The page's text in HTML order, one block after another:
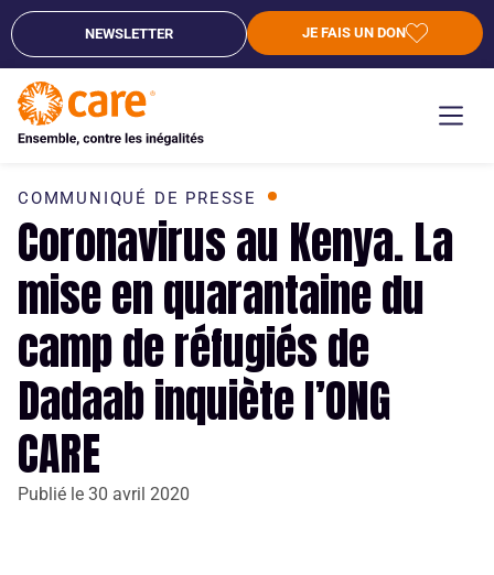
NEWSLETTER JE FAIS UN DON
COMMUNIQUÉ DE PRESSE
Coronavirus au Kenya. La
mise en quarantaine du
camp de réfugiés de
Dadaab inquiète l’ONG
CARE
Publié le 30 avril 2020